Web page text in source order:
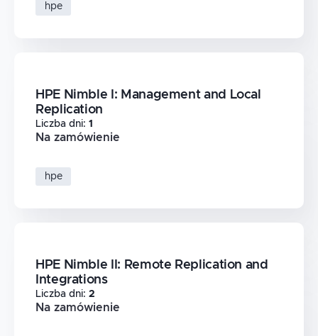
hpe
HPE Nimble I: Management and Local
Replication
Liczba dni: 1
Na zamówienie
hpe
HPE Nimble II: Remote Replication and
Integrations
Liczba dni: 2
Na zamówienie